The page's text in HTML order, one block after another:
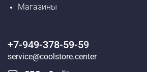
Магазины
+7-949-378-59-59
service@coolstore.center